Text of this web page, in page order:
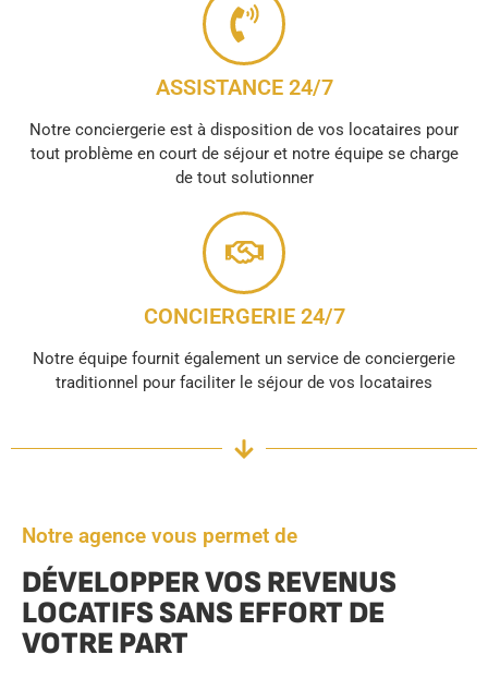
ASSISTANCE 24/7
Notre conciergerie est à disposition de vos locataires pour
tout problème en court de séjour et notre équipe se charge
de tout solutionner
CONCIERGERIE 24/7
Notre équipe fournit également un service de conciergerie
traditionnel pour faciliter le séjour de vos locataires
Notre agence vous permet de
DÉVELOPPER VOS REVENUS
LOCATIFS SANS EFFORT DE
VOTRE PART